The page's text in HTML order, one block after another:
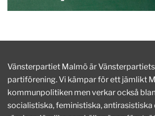
Vänsterpartiet Malmö är
partiförening. Vi kämpar för ett jämlikt
kommunpolitiken men verkar också
socialistiska, feministiska, antirasistiska